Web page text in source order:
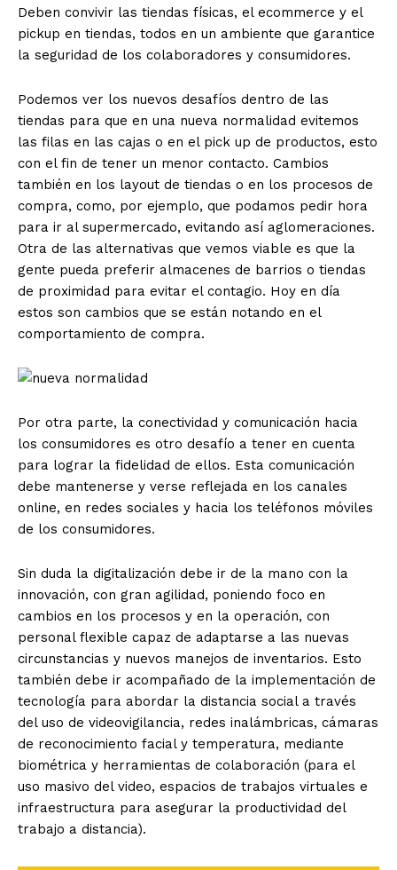
Deben convivir las tiendas físicas, el ecommerce y el
pickup en tiendas, todos en un ambiente que garantice
la seguridad de los colaboradores y consumidores.
Podemos ver los nuevos desafíos dentro de las
tiendas para que en una nueva normalidad evitemos
las filas en las cajas o en el pick up de productos, esto
con el fin de tener un menor contacto. Cambios
también en los layout de tiendas o en los procesos de
compra, como, por ejemplo, que podamos pedir hora
para ir al supermercado, evitando así aglomeraciones.
Otra de las alternativas que vemos viable es que la
gente pueda preferir almacenes de barrios o tiendas
de proximidad para evitar el contagio. Hoy en día
estos son cambios que se están notando en el
comportamiento de compra.
Por otra parte, la conectividad y comunicación hacia
los consumidores es otro desafío a tener en cuenta
para lograr la fidelidad de ellos. Esta comunicación
debe mantenerse y verse reflejada en los canales
online, en redes sociales y hacia los teléfonos móviles
de los consumidores.
Sin duda la digitalización debe ir de la mano con la
innovación, con gran agilidad, poniendo foco en
cambios en los procesos y en la operación, con
personal flexible capaz de adaptarse a las nuevas
circunstancias y nuevos manejos de inventarios. Esto
también debe ir acompañado de la implementación de
tecnología para abordar la distancia social a través
del uso de videovigilancia, redes inalámbricas, cámaras
de reconocimiento facial y temperatura, mediante
biométrica y herramientas de colaboración (para el
uso masivo del video, espacios de trabajos virtuales e
infraestructura para asegurar la productividad del
trabajo a distancia).